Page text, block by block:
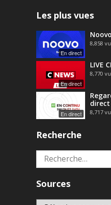
Les plus vues
En direct
8,858
En direct
LIVE
8,770
En direct
direct
8,717
Recherche
Rechercher :
Sources